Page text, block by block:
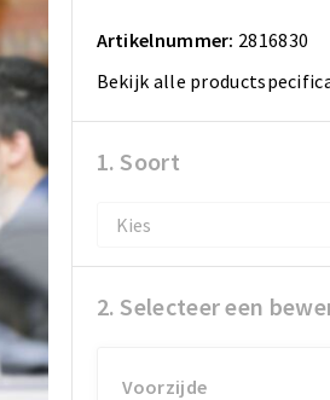
Artikelnummer: 2816830
Bekijk alle
1. Soort
2. Selecteer een
Voorzijde